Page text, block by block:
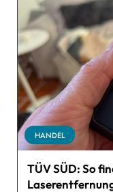
HANDEL
TÜV SÜD: So